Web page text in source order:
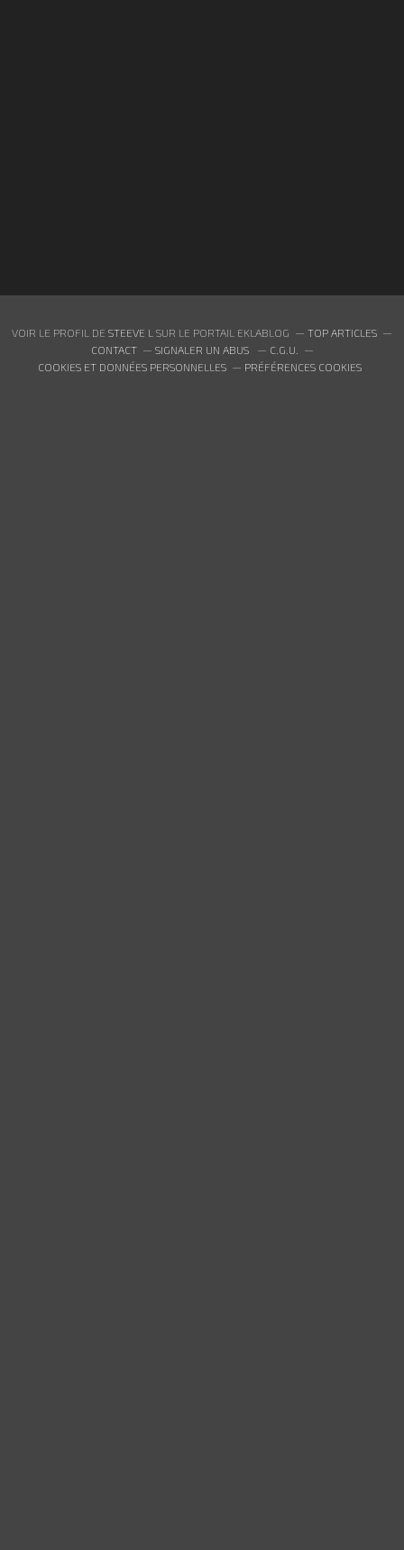
VOIR LE PROFIL DE STEEVE L SUR LE PORTAIL EKLABLOG
TOP ARTICLES
CONTACT
SIGNALER UN ABUS
C.G.U.
COOKIES ET DONNÉES PERSONNELLES
PRÉFÉRENCES COOKIES